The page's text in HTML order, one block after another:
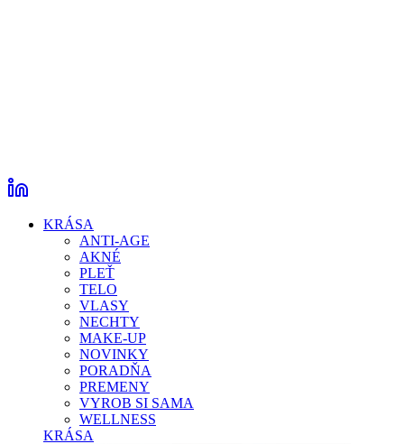
KRÁSA
ANTI-AGE
AKNÉ
PLEŤ
TELO
VLASY
NECHTY
MAKE-UP
NOVINKY
PORADŇA
PREMENY
VYROB SI SAMA
WELLNESS
KRÁSA